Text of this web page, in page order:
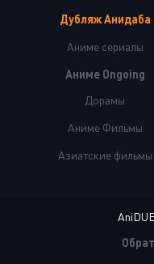
Дубляж Анидаба
Аниме сериалы
Аниме Ongoing
Дорамы
Аниме Фильмы
Азиатские фильмы